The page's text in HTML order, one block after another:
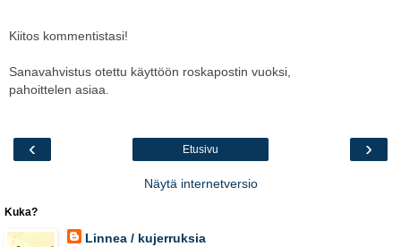
Kiitos kommentistasi!
Sanavahvistus otettu käyttöön roskapostin vuoksi,
pahoittelen asiaa.
‹ ›
Etusivu
Näytä internetversio
Kuka?
Linnea / kujerruksia